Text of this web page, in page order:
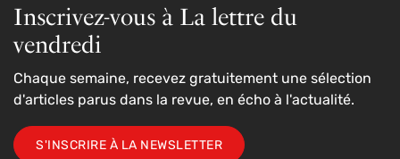
Inscrivez-vous à La lettre du
vendredi
Chaque semaine, recevez gratuitement une sélection
d'articles parus dans la revue, en écho à l'actualité.
S'INSCRIRE À LA NEWSLETTER